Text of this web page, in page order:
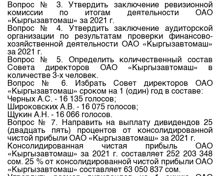
Контакты
Расписание аукционов по ГЦБ
Результаты аукционов ГЦБ
Объем ГЦБ в обращении
Результаты аукционов по депозитам
Вопрос № 3. Утвердить заключение ревизионной
комиссии по итогам деятельности ОАО
«Кыргызавтомаш» за 2021 г.
Вопрос № 4. Утвердить заключение аудиторской
организации по результатам проверки финансово-
хозяйственной деятельности ОАО «Кыргызавтомаш»
за 2021 г.
Вопрос № 5. Определить количественный состав
Совета директоров ОАО «Кыргызавтомаш» в
количестве 3-х человек.
Вопрос № 6. Избрать Совет директоров ОАО
«Кыргызавтомаш» сроком на 1 (один) год в составе:
Черных А.С. - 16 135 голосов;
Широковских А.В. - 16 075 голосов;
Щукин А.Н. - 16 066 голосов.
Вопрос № 7. Направить на выплату дивидендов 25
(двадцать пять) процентов от консолидированной
чистой прибыли ОАО «Кыргызавтомаш» за 2021 г.
Консолидированная чистая прибыль ОАО
«Кыргызавтомаш» за 2021 г. составляет 252 203 348
сом. 25 % от консолидированной чистой прибыли ОАО
«Кыргызавтомаш» составляет 63 050 837 сом.